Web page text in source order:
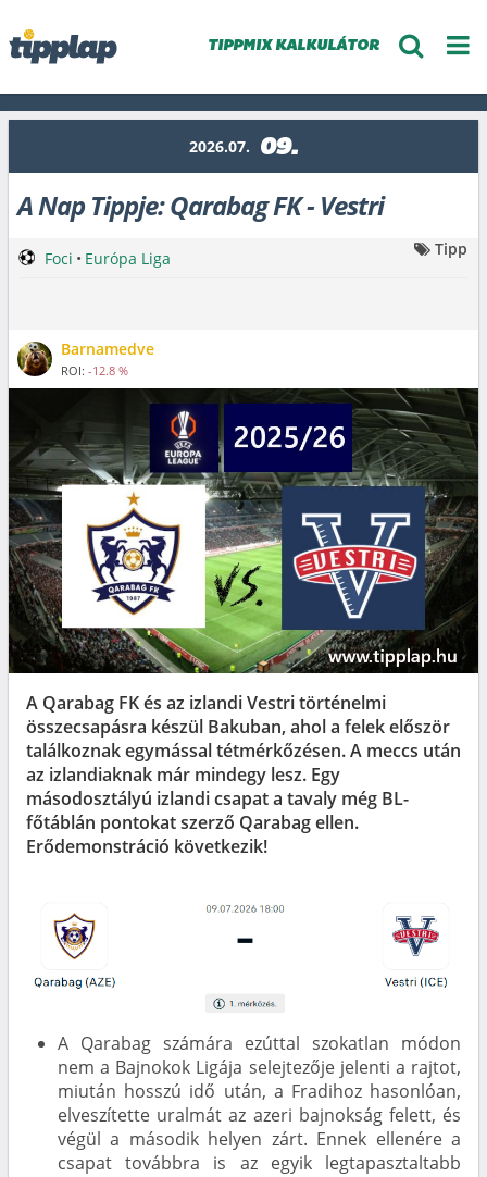
TIPPMIX KALKULÁTOR
2026.07. 09.
A Nap Tippje: Qarabag FK - Vestri
Barnamedve
ROI: -12.8 %
Foci • Európa Liga Tipp
A Qarabag FK és az izlandi Vestri történelmi
összecsapásra készül Bakuban, ahol a felek először
találkoznak egymással tétmérkőzésen. A meccs után
az izlandiaknak már mindegy lesz. Egy
másodosztályú izlandi csapat a tavaly még BL-
főtáblán pontokat szerző Qarabag ellen.
Erődemonstráció következik!
A Qarabag számára ezúttal szokatlan módon
nem a Bajnokok Ligája selejtezője jelenti a rajtot,
miután hosszú idő után, a Fradihoz hasonlóan,
elveszítette uralmát az azeri bajnokság felett, és
végül a második helyen zárt. Ennek ellenére a
csapat továbbra is az egyik legtapasztaltabb